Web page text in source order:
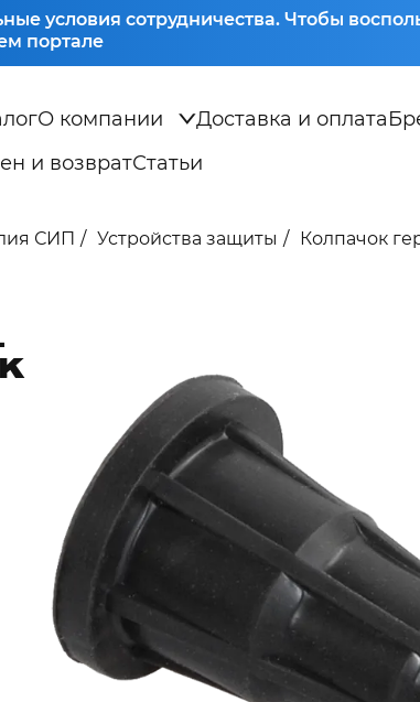
условия сотрудничества. Чтобы
портале
О компании Доставка и оплата
и возвратСтатьи
СИП Устройства защиты Колпачок